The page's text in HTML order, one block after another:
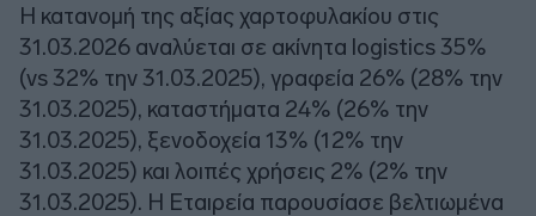
Η κατανομή της αξίας χαρτοφυλακίου στις
31.03.2026 αναλύεται σε ακίνητα logistics 35%
(vs 32% την 31.03.2025), γραφεία 26% (28% την
31.03.2025), καταστήματα 24% (26% την
31.03.2025), ξενοδοχεία 13% (12% την
31.03.2025) και λοιπές χρήσεις 2% (2% την
31.03.2025). H Εταιρεία παρουσίασε βελτιωμένα